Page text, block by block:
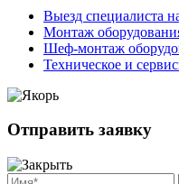
Выезд специалиста
Монтаж
Шеф-монтаж
Техническое и
Отправить заявку